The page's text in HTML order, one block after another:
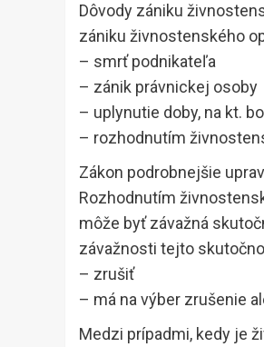
Dôvody zániku
zániku živnostenského
– smrť podnikateľa
– zánik právnickej osoby
– uplynutie doby, na kt.
– rozhodnutím
Zákon podrobnejšie
Rozhodnutím
môže byť závažná
závažnosti tejto
– zrušiť
– má na výber zrušenie
Medzi prípadmi, kedy je